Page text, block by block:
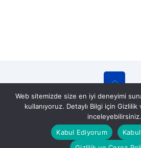
© 2025 BBS Belgelendirme
Hizmetleri A.Ş. All Rights
Web sitemizde size en iyi deneyimi
kullanıyoruz. Detaylı Bilgi için Gizlilik
inceleyebilirsiniz.
Kabul Ediyorum